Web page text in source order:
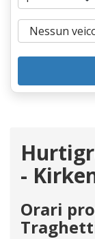
-
Orari